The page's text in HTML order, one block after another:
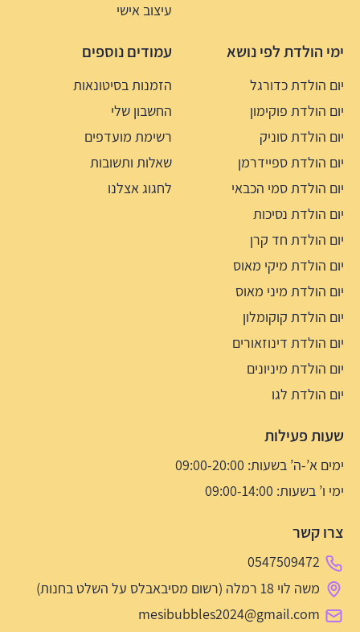
עיצוב אישי
ימי הולדת לפי נושא
יום הולדת כדורגל
יום הולדת פוקימון
יום הולדת סוניק
יום הולדת ספיידרמן
יום הולדת סמי הכבאי
יום הולדת נסיכות
יום הולדת חד קרן
יום הולדת מיקי מאוס
יום הולדת מיני מאוס
יום הולדת קוקומלון
יום הולדת דינוזאורים
יום הולדת מיניונים
יום הולדת לגו
עמודים נוספים
הזמנות בסיטונאות
החשבון שלי
רשימת מועדפים
שאלות ותשובות
לחגוג אצלנו
שעות פעילות
ימים א’-ה’ בשעות: 09:00-20:00
ימי ו’ בשעות: 09:00-14:00
צרו קשר
0547509472
משה לוי 18 רמלה (רשום מסיבאבלס על השלט בחנות)
mesibubbles2024@gmail.com